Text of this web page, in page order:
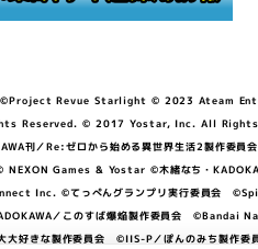
Revue Starlight © 2023 Ateam
Reserved. © 2017 Yostar, Inc. All
刊／Re:ゼロから始める異世界生活2製作委
Games & Yostar ©木緒なち・
Inc. ©てっぺんグランプリ実行委員会
／このすば爆焔製作委員会
大好きな製作委員会 ©IIS-P／ぽんのみち製